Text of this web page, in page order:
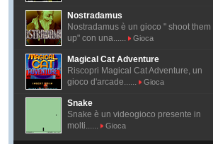
Nostradamus
Nostradamus è un gioco " shoot them
up" con una......
Gioca
Magical Cat Adventure
Riscopri Magical Cat Adventure, un
gioco d'arcade......
Gioca
Snake
Snake è un videogioco presente in
molti......
Gioca